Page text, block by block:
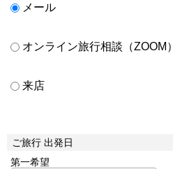
メール
オンライン旅行相談（ZOOM）
来店
ご旅行 出発日
第一希望